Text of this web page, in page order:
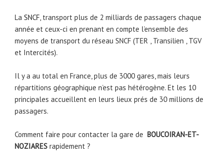
La SNCF, transport plus de 2 milliards de passagers chaque
année et ceux-ci en prenant en compte l’ensemble des
moyens de transport du réseau SNCF (TER , Transilien , TGV
et Intercités).
Il y a au total en France, plus de 3000 gares, mais leurs
répartitions géographique n’est pas hétérogène. Et les 10
principales accueillent en leurs lieux prés de 30 millions de
passagers.
Comment faire pour contacter la gare de BOUCOIRAN-ET-
NOZIARES rapidement ?